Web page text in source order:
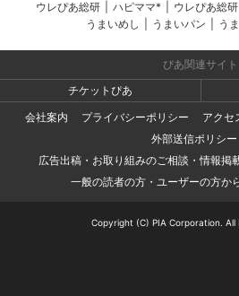
ウレぴあ総研 ハピママ* ウレぴあ総
うまいめし
うまいパン う
ぴあ関連サイト
チケットぴあ
会社案内
プライバシーポリシー
アクセ
外部送信ポリシー
広告出稿・お取り組みのご相談・情報掲
一般の読者の方・ユーザーの方か
Copyright (C) PIA Corporation. All